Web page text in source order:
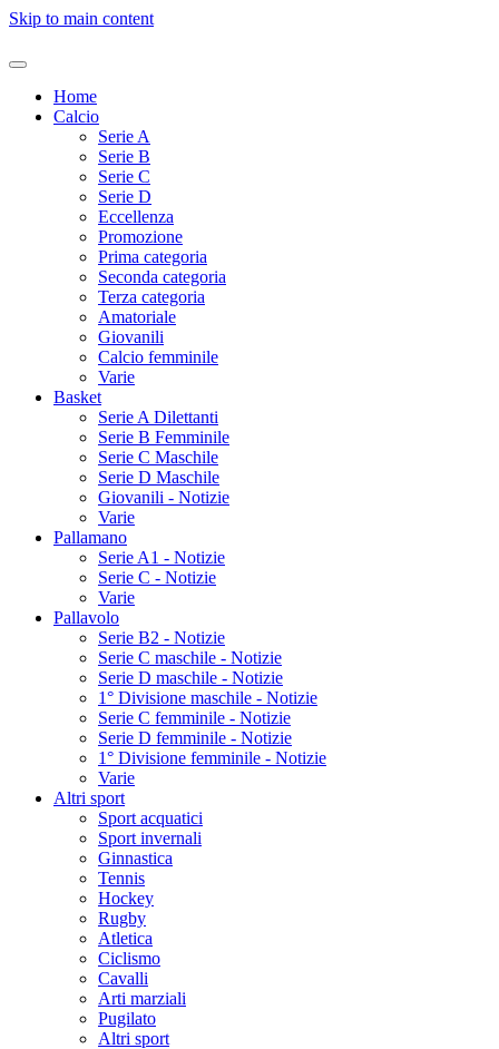
Skip to main content
Home
Calcio
Serie A
Serie B
Serie C
Serie D
Eccellenza
Promozione
Prima categoria
Seconda categoria
Terza categoria
Amatoriale
Giovanili
Calcio femminile
Varie
Basket
Serie A Dilettanti
Serie B Femminile
Serie C Maschile
Serie D Maschile
Giovanili - Notizie
Varie
Pallamano
Serie A1 - Notizie
Serie C - Notizie
Varie
Pallavolo
Serie B2 - Notizie
Serie C maschile - Notizie
Serie D maschile - Notizie
1° Divisione maschile - Notizie
Serie C femminile - Notizie
Serie D femminile - Notizie
1° Divisione femminile - Notizie
Varie
Altri sport
Sport acquatici
Sport invernali
Ginnastica
Tennis
Hockey
Rugby
Atletica
Ciclismo
Cavalli
Arti marziali
Pugilato
Altri sport